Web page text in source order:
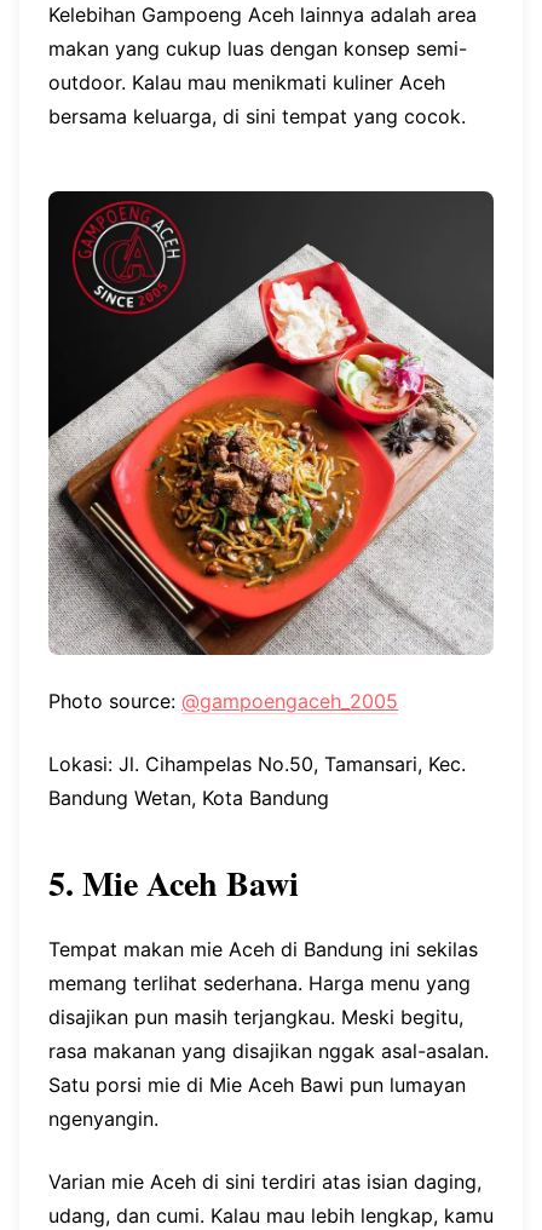
Kelebihan Gampoeng Aceh lainnya adalah area
makan yang cukup luas dengan konsep semi-
outdoor. Kalau mau menikmati kuliner Aceh
bersama keluarga, di sini tempat yang cocok.
Photo source: @gampoengaceh_2005
Lokasi: Jl. Cihampelas No.50, Tamansari, Kec.
Bandung Wetan, Kota Bandung
5. Mie Aceh Bawi
Tempat makan mie Aceh di Bandung ini sekilas
memang terlihat sederhana. Harga menu yang
disajikan pun masih terjangkau. Meski begitu,
rasa makanan yang disajikan nggak asal-asalan.
Satu porsi mie di Mie Aceh Bawi pun lumayan
ngenyangin.
Varian mie Aceh di sini terdiri atas isian daging,
udang, dan cumi. Kalau mau lebih lengkap, kamu